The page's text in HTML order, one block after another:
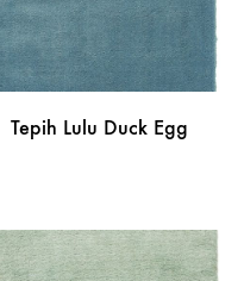
Tepih Lulu Duck Egg
NA